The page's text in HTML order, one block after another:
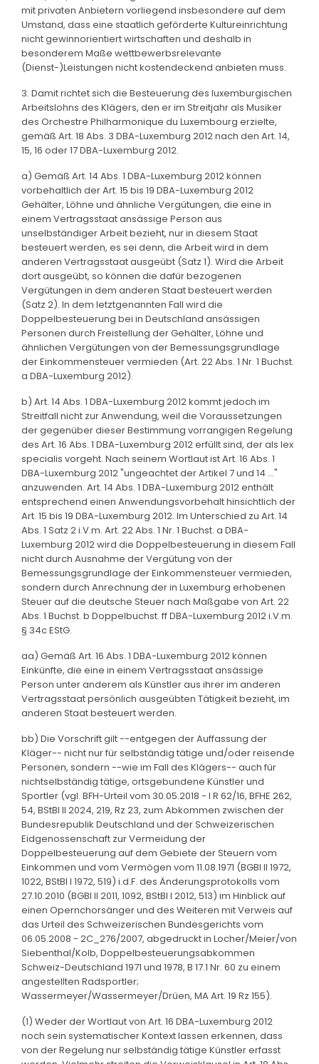
mit privaten Anbietern vorliegend insbesondere auf dem
Umstand, dass eine staatlich geförderte Kultureinrichtung
nicht gewinnorientiert wirtschaften und deshalb in
besonderem Maße wettbewerbsrelevante
(Dienst-)Leistungen nicht kostendeckend anbieten muss.
3. Damit richtet sich die Besteuerung des luxemburgischen
Arbeitslohns des Klägers, den er im Streitjahr als Musiker
des Orchestre Philharmonique du Luxembourg erzielte,
gemäß Art. 18 Abs. 3 DBA-Luxemburg 2012 nach den Art. 14,
15, 16 oder 17 DBA-Luxemburg 2012.
a) Gemäß Art. 14 Abs. 1 DBA-Luxemburg 2012 können
vorbehaltlich der Art. 15 bis 19 DBA-Luxemburg 2012
Gehälter, Löhne und ähnliche Vergütungen, die eine in
einem Vertragsstaat ansässige Person aus
unselbständiger Arbeit bezieht, nur in diesem Staat
besteuert werden, es sei denn, die Arbeit wird in dem
anderen Vertragsstaat ausgeübt (Satz 1). Wird die Arbeit
dort ausgeübt, so können die dafür bezogenen
Vergütungen in dem anderen Staat besteuert werden
(Satz 2). In dem letztgenannten Fall wird die
Doppelbesteuerung bei in Deutschland ansässigen
Personen durch Freistellung der Gehälter, Löhne und
ähnlichen Vergütungen von der Bemessungsgrundlage
der Einkommensteuer vermieden (Art. 22 Abs. 1 Nr. 1 Buchst.
a DBA-Luxemburg 2012).
b) Art. 14 Abs. 1 DBA-Luxemburg 2012 kommt jedoch im
Streitfall nicht zur Anwendung, weil die Voraussetzungen
der gegenüber dieser Bestimmung vorrangigen Regelung
des Art. 16 Abs. 1 DBA-Luxemburg 2012 erfüllt sind, der als lex
specialis vorgeht. Nach seinem Wortlaut ist Art. 16 Abs. 1
DBA-Luxemburg 2012 "ungeachtet der Artikel 7 und 14 ..."
anzuwenden. Art. 14 Abs. 1 DBA-Luxemburg 2012 enthält
entsprechend einen Anwendungsvorbehalt hinsichtlich der
Art. 15 bis 19 DBA-Luxemburg 2012. Im Unterschied zu Art. 14
Abs. 1 Satz 2 i.V.m. Art. 22 Abs. 1 Nr. 1 Buchst. a DBA-
Luxemburg 2012 wird die Doppelbesteuerung in diesem Fall
nicht durch Ausnahme der Vergütung von der
Bemessungsgrundlage der Einkommensteuer vermieden,
sondern durch Anrechnung der in Luxemburg erhobenen
Steuer auf die deutsche Steuer nach Maßgabe von Art. 22
Abs. 1 Buchst. b Doppelbuchst. ff DBA-Luxemburg 2012 i.V.m.
§ 34c EStG.
aa) Gemäß Art. 16 Abs. 1 DBA-Luxemburg 2012 können
Einkünfte, die eine in einem Vertragsstaat ansässige
Person unter anderem als Künstler aus ihrer im anderen
Vertragsstaat persönlich ausgeübten Tätigkeit bezieht, im
anderen Staat besteuert werden.
bb) Die Vorschrift gilt --entgegen der Auffassung der
Kläger-- nicht nur für selbständig tätige und/oder reisende
Personen, sondern --wie im Fall des Klägers-- auch für
nichtselbständig tätige, ortsgebundene Künstler und
Sportler (vgl. BFH-Urteil vom 30.05.2018 - I R 62/16, BFHE 262,
54, BStBl II 2024, 219, Rz 23, zum Abkommen zwischen der
Bundesrepublik Deutschland und der Schweizerischen
Eidgenossenschaft zur Vermeidung der
Doppelbesteuerung auf dem Gebiete der Steuern vom
Einkommen und vom Vermögen vom 11.08.1971 (BGBl II 1972,
1022, BStBl I 1972, 519) i.d.F. des Änderungsprotokolls vom
27.10.2010 (BGBl II 2011, 1092, BStBl I 2012, 513) im Hinblick auf
einen Opernchorsänger und des Weiteren mit Verweis auf
das Urteil des Schweizerischen Bundesgerichts vom
06.05.2008 - 2C_276/2007, abgedruckt in Locher/Meier/von
Siebenthal/Kolb, Doppelbesteuerungsabkommen
Schweiz-Deutschland 1971 und 1978, B 17.1 Nr. 60 zu einem
angestellten Radsportler;
Wassermeyer/Wassermeyer/Drüen, MA Art. 19 Rz 155).
(1) Weder der Wortlaut von Art. 16 DBA-Luxemburg 2012
noch sein systematischer Kontext lassen erkennen, dass
von der Regelung nur selbständig tätige Künstler erfasst